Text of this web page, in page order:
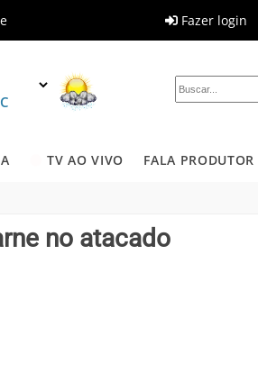
Fazer login
TV AO VIVO FALA PRODUTOR
no atacado